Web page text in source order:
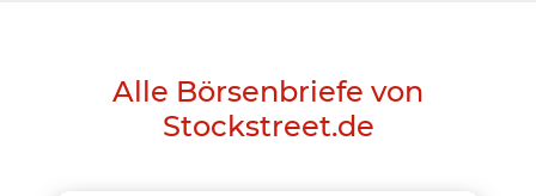
Alle Börsenbriefe von
Stockstreet.de